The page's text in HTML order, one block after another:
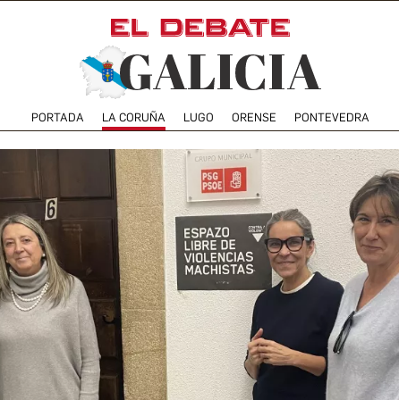
PORTADA LA CORUÑA LUGO ORENSE PONTEVEDRA